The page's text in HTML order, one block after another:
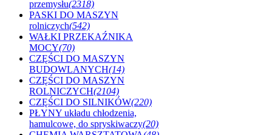
przemysłu(2318)
PASKI DO MASZYN
rolniczych(542)
WAŁKI PRZEKAŹNIKA
MOCY(70)
CZĘŚCI DO MASZYN
BUDOWLANYCH(14)
CZĘŚCI DO MASZYN
ROLNICZYCH(2104)
CZĘŚCI DO SILNIKÓW(220)
PŁYNY układu chłodzenia,
hamulcowe, do spryskiwaczy(20)